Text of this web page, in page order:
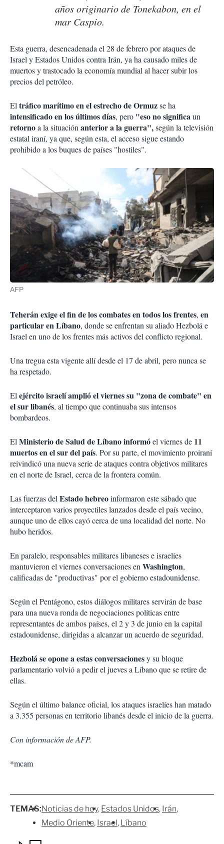
años originario de Tonekabon, en el
mar Caspio.
Esta guerra, desencadenada el 28 de febrero por ataques de
Israel y Estados Unidos contra Irán, ya ha causado miles de
muertos y trastocado la economía mundial al hacer subir los
precios del petróleo.
Eltráfico marítimo en el estrecho de Ormuzse ha
intensificado en los últimos días, pero "eso no significaun
retornoa la situaciónanterior a la guerra",según la televisión
estatal iraní, ya que, según esta, el acceso sigue estando
prohibido a los buques de países "hostiles".
AFP
Teherán exige el fin de los combates en todos los frentes, en
particular en Líbano, donde se enfrentan su aliado Hezbolá e
Israel en uno de los frentes más activos del conflicto regional.
Una tregua esta vigente allí desde el 17 de abril, pero nunca se
ha respetado.
Elejército israelí amplió el viernes su "zona de combate" en
el sur libanés, al tiempo que continuaba sus intensos
bombardeos.
ElMinisterio de Salud de Líbanoinformóel viernes de 11
muertos en el sur del país. Por su parte, el movimiento proiraní
reivindicó una nueva serie de ataques contra objetivos militares
en el norte de Israel, cerca de la frontera común.
Las fuerzas delEstado hebreoinformaron este sábado que
interceptaron varios proyectiles lanzados desde el país vecino,
aunque uno de ellos cayó cerca de una localidad del norte. No
hubo heridos.
En paralelo, responsables militares libaneses e israelíes
mantuvieron el viernes conversaciones enWashington,
calificadas de "productivas" por el gobierno estadounidense.
Según el Pentágono, estos diálogos militares servirán de base
para una nueva ronda de negociaciones políticas entre
representantes de ambos países, el 2 y 3 de junio en la capital
estadounidense, dirigidas a alcanzar un acuerdo de seguridad.
Hezboláse opone a estas conversacionesy su bloque
parlamentario volvió a pedir el jueves a Líbano que se retire de
ellas.
Según el último balance oficial, los ataques israelíes han matado
a 3.355 personas en territorio libanés desde el inicio de la guerra.
Con información de AFP.
*mcam
TEMAS:Noticias de hoy Estados Unidos Irán
Medio Oriente Israel Líbano